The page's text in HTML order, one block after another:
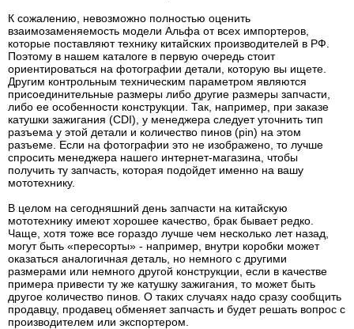
К сожалению, невозможно полностью оценить
взаимозаменяемость модели Альфа от всех импортеров,
которые поставляют технику китайских производителей в РФ.
Поэтому в нашем каталоге в первую очередь стоит
ориентироваться на фотографии детали, которую вы ищете.
Другим контрольным техническим параметром являются
присоединительные размеры либо другие размеры запчасти,
либо ее особенности конструкции. Так, например, при заказе
катушки зажигания (CDI), у менеджера следует уточнить тип
разъема у этой детали и количество пинов (pin) на этом
разъеме. Если на фотографии это не изображено, то лучше
спросить менеджера нашего интернет-магазина, чтобы
получить ту запчасть, которая подойдет именно на вашу
мототехнику.
В целом на сегодняшний день запчасти на китайскую
мототехнику имеют хорошее качество, брак бывает редко.
Чаще, хотя тоже все гораздо лучше чем несколько лет назад,
могут быть «пересорты» - например, внутри коробки может
оказаться аналогичная деталь, но немного с другими
размерами или немного другой конструкции, если в качестве
примера привести ту же катушку зажигания, то может быть
другое количество пинов. О таких случаях надо сразу сообщить
продавцу, продавец обменяет запчасть и будет решать вопрос с
производителем или экспортером.